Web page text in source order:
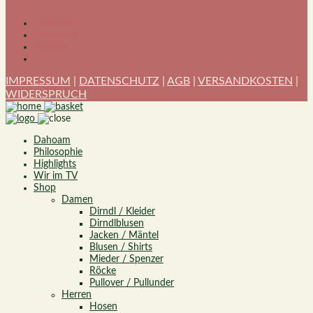
IMPRESSUM DATENSCHUTZ AGB VERSANDKOSTEN
WIDERSPRUCH
Dahoam
Philosophie
Highlights
Wir im TV
Shop
Damen
Dirndl / Kleider
Dirndlblusen
Jacken / Mäntel
Blusen / Shirts
Mieder / Spenzer
Röcke
Pullover / Pullunder
Herren
Hosen